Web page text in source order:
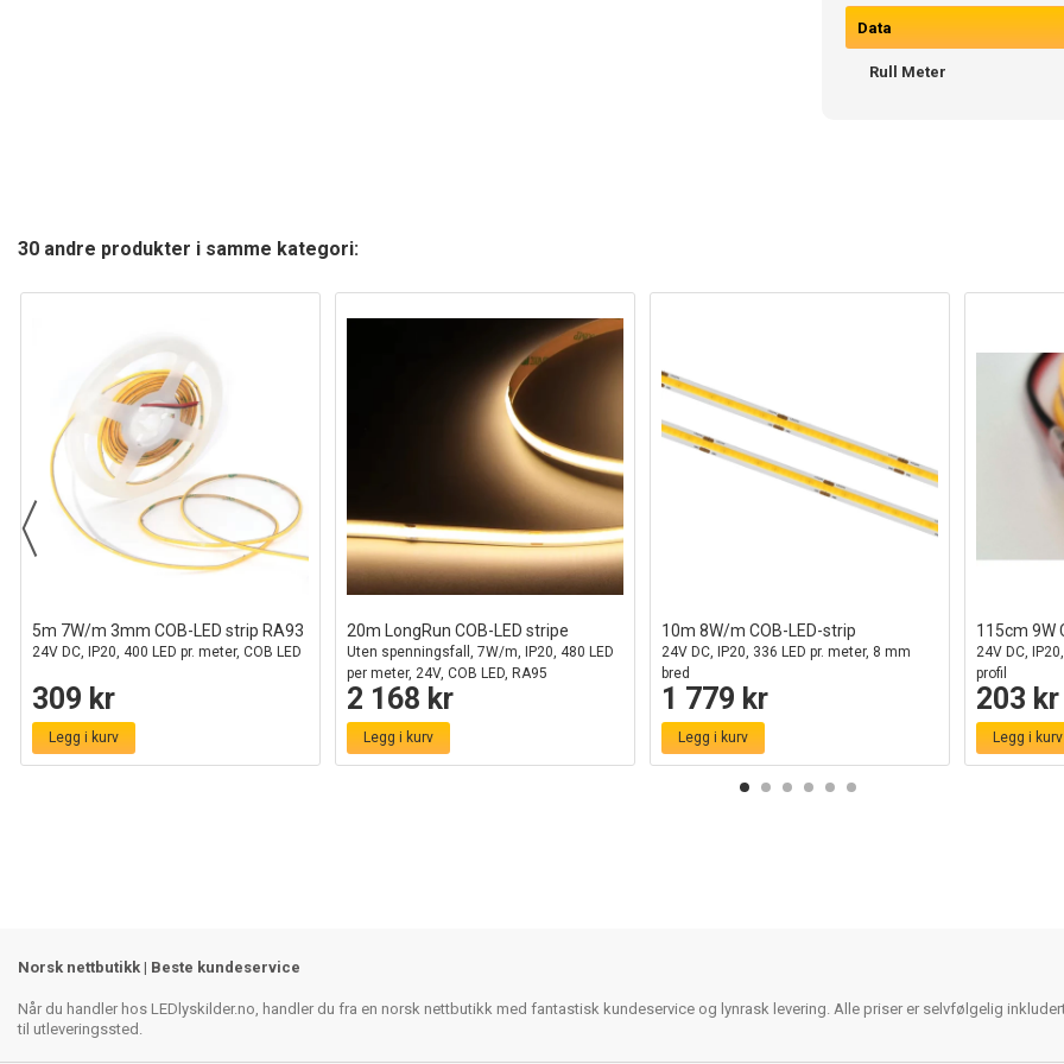
Data
Rull Meter
30 andre produkter i samme kategori:
5m 7W/m 3mm COB-LED strip RA93
24V DC, IP20, 400 LED pr. meter, COB LED
309 kr
Legg i kurv
20m LongRun COB-LED stripe
Uten spenningsfall, 7W/m, IP20, 480 LED
per meter, 24V, COB LED, RA95
2 168 kr
Legg i kurv
10m 8W/m COB-LED-strip
24V DC, IP20, 336 LED pr. meter, 8 mm
bred
1 779 kr
Legg i kurv
115cm 9W
24V DC,
profil
203 kr
Legg i kurv
Norsk nettbutikk | Beste kundeservice
Når du handler hos LEDlyskilder.no, handler du fra en norsk nettbutikk med fantastisk kundeservice og lynrask levering. Alle priser er selvfølgelig
til utleveringssted.